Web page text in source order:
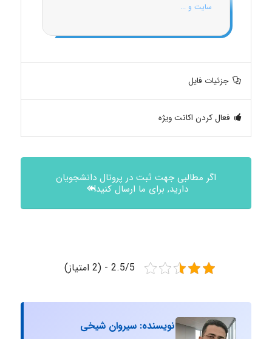
سایت و ...
جزئیات فایل
فعال کردن اکانت ویژه
اگر مطالبی جهت ثبت در پروتال دانشجویان
دارید, برای ما ارسال کنید!
2.5/5 - (2 امتیاز)
نویسنده: سیروان شیخی